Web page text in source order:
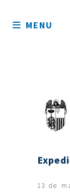
sitio
MENU
13 de